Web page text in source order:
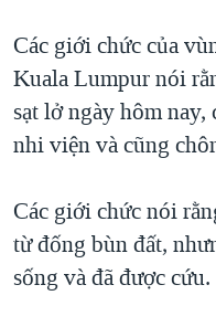
BÊN KIA QUỐC LỘ:
QUAN HỆ VIỆT MỸ
Các giới chức của
Kuala Lumpur nói
sạt lở ngày hôm
nhi viện và cũng
Các giới chức nói
từ đống bùn đất,
sống và đã được cứu.